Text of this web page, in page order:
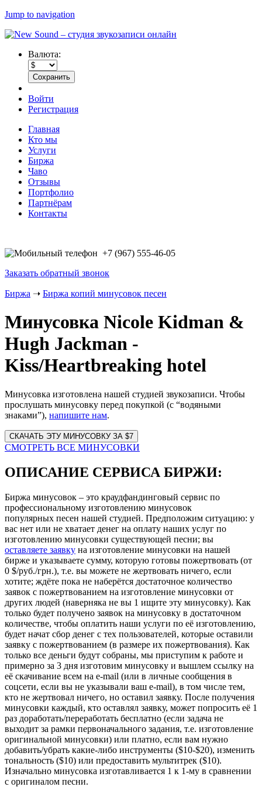
Jump to navigation
Валюта:
Войти
Регистрация
Главная
Кто мы
Услуги
Биржа
Чаво
Отзывы
Портфолио
Партнёрам
Контакты
+7 (967) 555-46-05
Заказать обратный звонок
Биржа ➝ Биржа копий минусовок песен
Минусовка Nicole Kidman &
Hugh Jackman -
Kiss/Heartbreaking hotel
Минусовка изготовлена нашей студией звукозаписи. Чтобы
прослушать минусовку перед покупкой (с “водяными
знаками”), напишите нам.
Website
URL
СМОТРЕТЬ ВСЕ МИНУСОВКИ
ОПИСАНИЕ СЕРВИСА БИРЖИ:
Биржа минусовок – это краудфандинговый сервис по
профессиональному изготовлению минусовок
популярных песен нашей студией. Предположим ситуацию: у
вас нет или не хватает денег на оплату наших услуг по
изготовлению минусовки существующей песни; вы
оставляете заявку на изготовление минусовки на нашей
бирже и указываете сумму, которую готовы пожертвовать (от
0 $/руб./грн.), т.е. вы можете не жертвовать ничего, если
хотите; ждёте пока не наберётся достаточное количество
заявок с пожертвованием на изготовление минусовки от
других людей (наверняка не вы 1 ищите эту минусовку). Как
только будет получено заявок на минусовку в достаточном
количестве, чтобы оплатить наши услуги по её изготовлению,
будет начат сбор денег с тех пользователей, которые оставили
заявку с пожертвованием (в размере их пожертвования). Как
только все деньги будут собраны, мы приступим к работе и
примерно за 3 дня изготовим минусовку и вышлем ссылку на
её скачивание всем на e-mail (или в личные сообщения в
соцсети, если вы не указывали ваш e-mail), в том числе тем,
кто не жертвовал ничего, но оставил заявку. После получения
минусовки каждый, кто оставлял заявку, может попросить её 1
раз доработать/переработать бесплатно (если задача не
выходит за рамки первоначального задания, т.е. изготовление
оригинальной минусовки) или платно, если вам нужно
добавить/убрать какие-либо инструменты ($10-$20), изменить
тональность ($10) или предоставить мультитрек ($10).
Изначально минусовка изготавливается 1 к 1-му в сравнении
с оригиналом песни.